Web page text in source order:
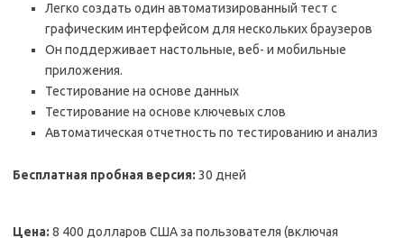
Легко создать один автоматизированный тест с
графическим интерфейсом для нескольких браузеров
Он поддерживает настольные, веб- и мобильные
приложения.
Тестирование на основе данных
Тестирование на основе ключевых слов
Автоматическая отчетность по тестированию и анализ
Бесплатная пробная версия: 30 дней
Цена: 8 400 долларов США за пользователя (включая